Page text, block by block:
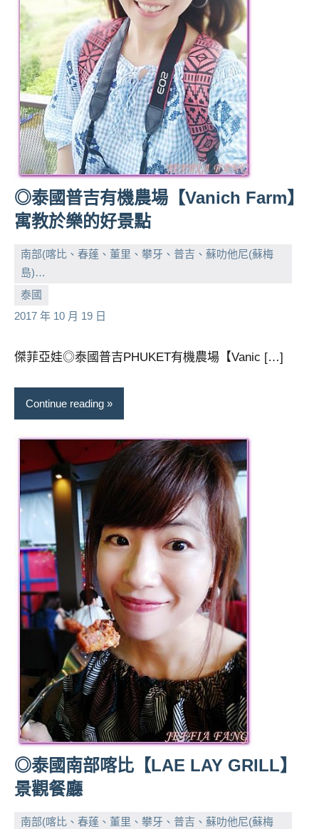
◎泰國普吉有機農場【Vanich Farm】
寓教於樂的好景點
南部(喀比、春蓬、董里、攀牙、普吉、蘇叻他尼(蘇梅
島)…
泰國
2017 年 10 月 19 日
小
芳
No
comments
傑菲亞娃◎泰國普吉PHUKET有機農場【Vanic […]
Continue reading
◎泰國南部喀比【LAE LAY GRILL】
景觀餐廳
南部(喀比、春蓬、董里、攀牙、普吉、蘇叻他尼(蘇梅